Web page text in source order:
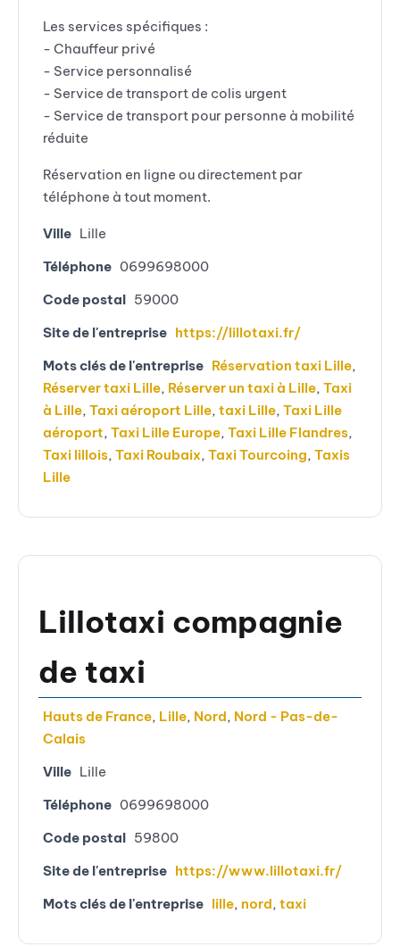
Les services spécifiques :
- Chauffeur privé
- Service personnalisé
- Service de transport de colis urgent
- Service de transport pour personne à mobilité
réduite
Réservation en ligne ou directement par
téléphone à tout moment.
Ville Lille
Téléphone 0699698000
Code postal 59000
Site de l'entreprise https://lillotaxi.fr/
Mots clés de l'entreprise Réservation taxi Lille,
Réserver taxi Lille, Réserver un taxi à Lille, Taxi
à Lille, Taxi aéroport Lille, taxi Lille, Taxi Lille
aéroport, Taxi Lille Europe, Taxi Lille Flandres,
Taxi lillois, Taxi Roubaix, Taxi Tourcoing, Taxis
Lille
Lillotaxi compagnie
de taxi
Hauts de France, Lille, Nord, Nord - Pas-de-
Calais
Ville Lille
Téléphone 0699698000
Code postal 59800
Site de l'entreprise https://www.lillotaxi.fr/
Mots clés de l'entreprise lille, nord, taxi